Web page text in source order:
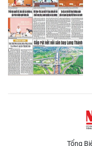
Tổng